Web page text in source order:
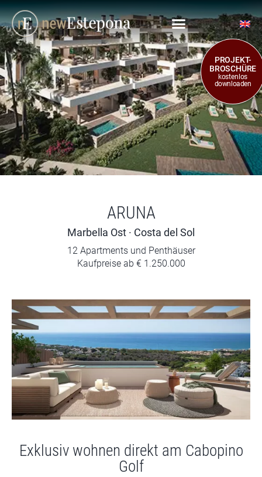
ARUNA
Marbella Ost · Costa del Sol
12 Apartments und Penthäuser
Kaufpreise ab € 1.250.000
PROJEKT-
BROSCHÜRE
kostenlos
downloaden
Exklusiv wohnen direkt am Cabopino
Golf